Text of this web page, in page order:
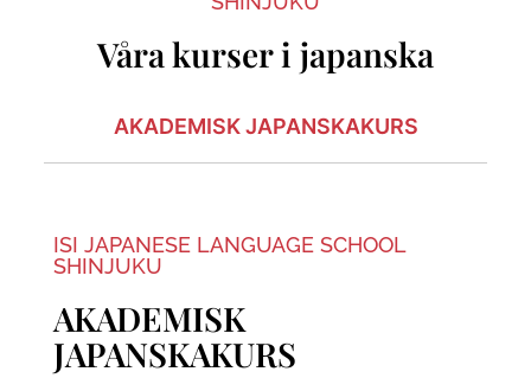
Våra kurser i japanska
AKADEMISK JAPANSKAKURS
ISI JAPANESE LANGUAGE SCHOOL
SHINJUKU
AKADEMISK
JAPANSKAKURS